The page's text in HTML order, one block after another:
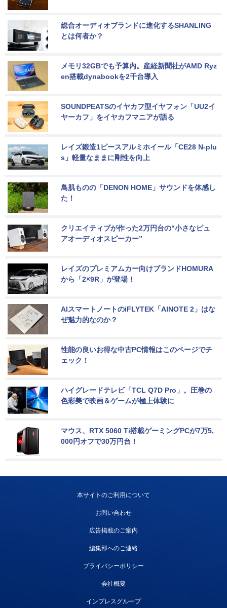
総合オーディオブランドに進化するSHANLING
とは何者か？
メモリ32GBでも予算内。産経新聞社がAMD Ryz
en搭載dynabookを2千台導入
SOUNDPEATSのイヤカフ型イヤフォン「UU2イ
ヤーカフ」をイヤカフマニアが語る
レイズ鍛造1ピースアルミホイール「CE28 N-plu
s」軽量なままに剛性を向上
鳥肌ものの「DENON HOME」サウンドを体感し
た！
クリエイティブが作った2万円台の“小さなピュ
アオーディオスピーカー”
レイズのプレミアムカー向けブランドHOMURA
から「2×9R」が登場！
AIスマートノートのiFLYTEK「AINOTE 2」はな
ぜ魅力的なのか？
性能の良いお得な中古PC情報はこのページでチ
ェック！
ハイグレードテレビ「TCL Q7D Pro」。圧巻の
色彩美で映画＆ゲームが極上体験に
マウス、RTX 5060 Ti搭載ゲーミングPCが7万5,
000円オフで30万円台！
本サイトのご利用について
お問い合わせ
広告掲載のご案内
編集部へのご連絡
プライバシーポリシー
会社概要
インプレスグループ